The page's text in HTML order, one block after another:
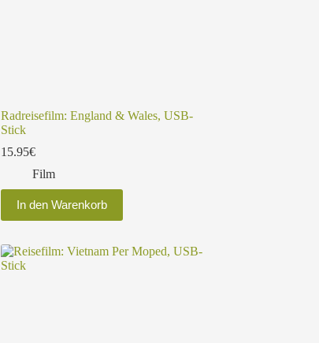
Radreisefilm: England & Wales, USB-
Stick
15.95€
Film
In den Warenkorb